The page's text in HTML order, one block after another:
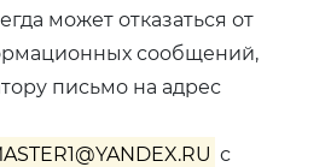
может отказаться от
сообщений,
письмо на адрес
с